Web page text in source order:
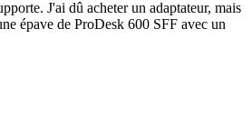
J'ai dû acheter un adaptateur, mais
épave de ProDesk 600 SFF avec un